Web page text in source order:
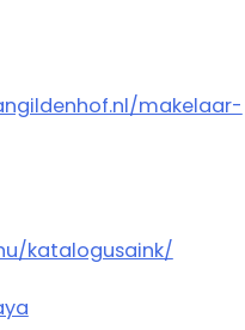
makelaar-
katalogusaink/